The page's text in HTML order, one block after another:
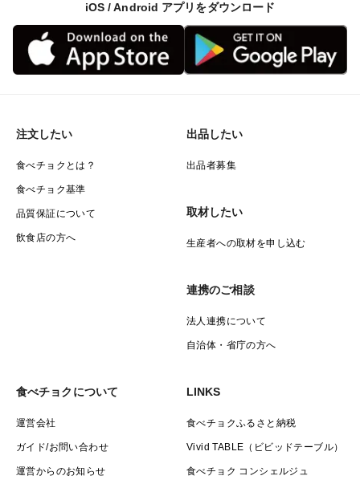
iOS / Android アプリをダウンロード
注文したい
食べチョクとは？
食べチョク基準
品質保証について
飲食店の方へ
出品したい
出品者募集
取材したい
生産者への取材を申し込む
連携のご相談
法人連携について
自治体・省庁の方へ
食べチョクについて
運営会社
ガイド/お問い合わせ
運営からのお知らせ
LINKS
食べチョクふるさと納税
Vivid TABLE（ビビッドテーブル）
食べチョク コンシェルジュ